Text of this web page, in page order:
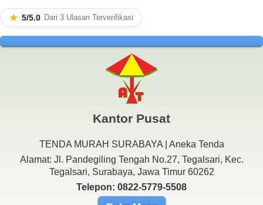
★ 5/5.0 Dari 3 Ulasan Terverifikasi
Kantor Pusat
TENDA MURAH SURABAYA | Aneka Tenda
Alamat: Jl. Pandegiling Tengah No.27, Tegalsari, Kec.
Tegalsari, Surabaya, Jawa Timur 60262
Telepon: 0822-5779-5508